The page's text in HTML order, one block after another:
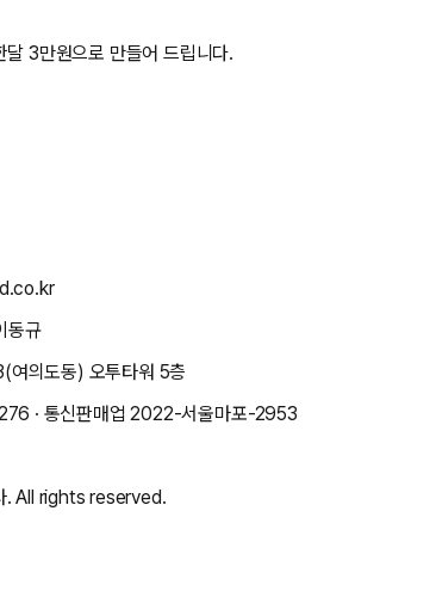
3만원으로 만들어 드립니다.
동규
여의도동) 오투타워 5층
· 통신판매업2022-서울마포-2953
. All rights reserved.